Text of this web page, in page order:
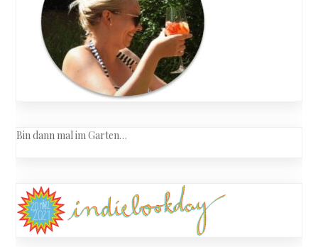
Bin dann mal im Garten…